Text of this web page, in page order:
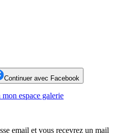
Continuer avec Facebook
mon espace galerie
email et vous recevrez un mail